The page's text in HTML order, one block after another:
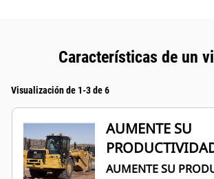
Características de un
Visualización de 1-3 de 6
AUMENTE SU
AUMENTE SU